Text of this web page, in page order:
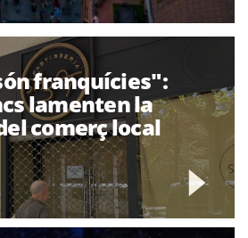
franquícies":
lamenten la
comerç local